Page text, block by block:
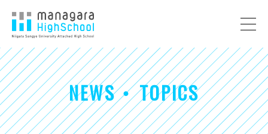
NEWS ・ TOPICS